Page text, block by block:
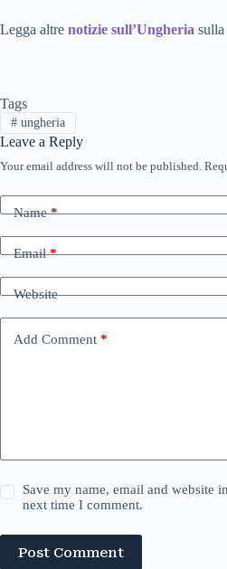
Legga altre notizie sull’Ungheria sulla
Tags
#ungheria
Leave a Reply
Your email address will not be published.
Name*
Email*
Website
Add Comment *
Save my name, email and website
next time I comment.
Post Comment